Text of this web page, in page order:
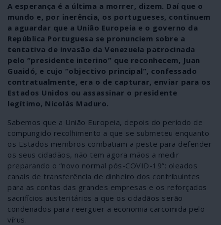
A esperança é a última a morrer, dizem. Daí que o
mundo e, por inerência, os portugueses, continuem
a aguardar que a União Europeia e o governo da
República Portuguesa se pronunciem sobre a
tentativa de invasão da Venezuela patrocinada
pelo “presidente interino” que reconhecem, Juan
Guaidó, e cujo “objectivo principal”, confessado
contratualmente, era o de capturar, enviar para os
Estados Unidos ou assassinar o presidente
legítimo, Nicolás Maduro.
Sabemos que a União Europeia, depois do período de
compungido recolhimento a que se submeteu enquanto
os Estados membros combatiam a peste para defender
os seus cidadãos, não tem agora mãos a medir
preparando o “novo normal pós-COVID-19”: oleados
canais de transferência de dinheiro dos contribuintes
para as contas das grandes empresas e os reforçados
sacrifícios austeritários a que os cidadãos serão
condenados para reerguer a economia carcomida pelo
vírus.